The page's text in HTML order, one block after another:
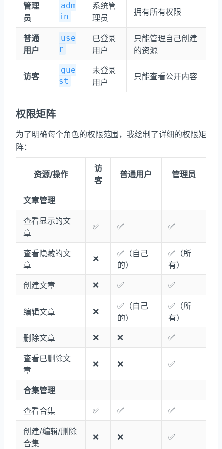
管理
员
adm
in
系统管
理员
拥有所有权限
普通
用户
use
r
已登录
用户
只能管理自己创建
的资源
访客
gue
st
未登录
用户
只能查看公开内容
权限矩阵
为了明确每个角色的权限范围，我绘制了详细的权限矩
阵：
资源/操作
访
客
普通用户 管理员
文章管理
查看显示的文
章
✅ ✅ ✅
查看隐藏的文
章
❌
✅（自己
的）
✅（所
有）
创建文章 ❌ ✅ ✅
编辑文章 ❌
✅（自己
的）
✅（所
有）
删除文章 ❌ ❌ ✅
查看已删除文
章
❌ ❌ ✅
合集管理
查看合集 ✅ ✅ ✅
创建/编辑/删除
合集
❌ ❌ ✅